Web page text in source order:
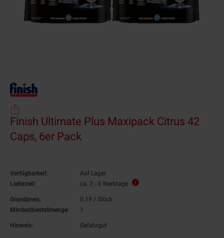
Finish Ultimate Plus Maxipack Citrus 42
Caps, 6er Pack
Verfügbarkeit:
Auf Lager
Lieferzeit:
ca. 2 - 3 Werktage
Grundpreis: 0. 19 / Stück
Mindestbestellmenge:
1
Hinweis: Gefahrgut